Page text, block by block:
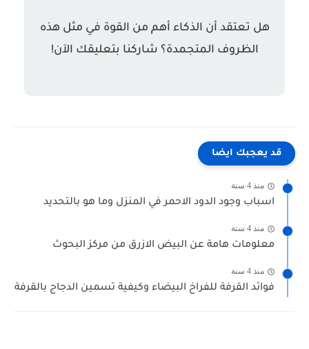
هل تعتقد أن الذكاء أهم من القوة في مثل هذه
الظروف المتجمدة؟ شاركنا بتعليقك الآن!
قد يعجبك ايضا
منذ 4 سنة
اسباب وجود الدود الاحمر في المنزل وما هو بالتحديد
منذ 4 سنة
معلومات هامة عن البيض الازرق من مركز البحوث
منذ 4 سنة
فوائد القرفة للفراخ البيضاء وكيفية تسمين الدجاج بالقرفة